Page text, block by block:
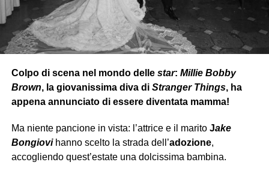
esortatole partia un accordo pacifico
per poter
arrivare ad una chiusura cordiale della faccenda.
Colpo di scena nel mondo delle star: Millie Bobby
Brown, la giovanissima diva di Stranger Things, ha
appena annunciato di essere diventata mamma!
Ma niente pancione in vista: l’attrice e il marito Jake
Bongiovihanno scelto la strada dell’adozione,
accogliendo quest’estate una dolcissima bambina.